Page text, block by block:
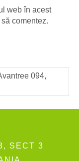
web în acest
comentez.
094,
SECT 3